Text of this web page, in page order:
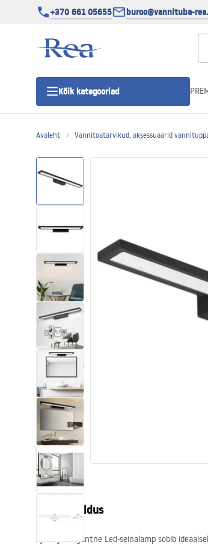
+370 661 05655 buroo@vannituba-
Kõik kategooriad
Duši uks
Lineaarne duši äravool
Tualettruumid
Vajub ära
Vannid ja ekraanid
Vannitoa segistid
Vannitoas dušid
Köök
Vannitoa tarvikud
Avaleht Vannitoatarvikud, aksessuaarid
Tootekirjeldus
Ajatu ja elegantne Led-seinalamp sobib